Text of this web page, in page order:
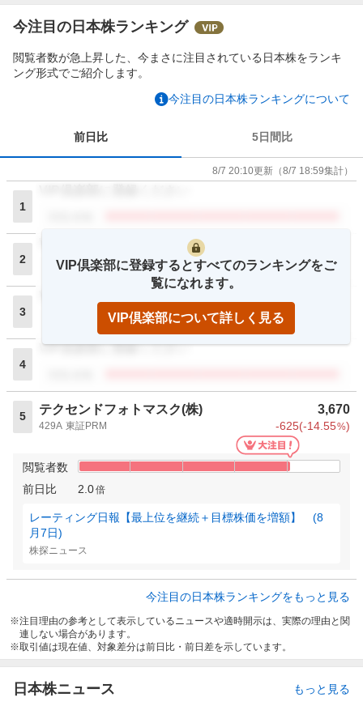
今注目の日本株ランキング
閲覧者数が急上昇した、今まさに注目されている日本株をランキ
ング形式でご紹介します。
今注目の日本株ランキングについて
前日比 5日間比
8/7 20:10更新 （8/7 18:59集計）
1
2
VIP倶楽部に登録ください
閲覧者数
3
4
VIP倶楽部に登録ください
5
テクセンドフォトマスク(株) 3,670
429A 東証PRM -625(-14.55%)
閲覧者数
前日比
2.0倍
レーティング日報【最上位を継続＋目標株価を増額】 (8
月7日)
株探ニュース
VIP倶楽部に登録するとすべてのランキングをご
覧になれます。
VIP倶楽部について詳しく見る
今注目の日本株ランキングをもっと見る
注目理由の参考として表示しているニュースや適時開示は、実際の理由と関
連しない場合があります。
取引値は現在値、対象差分は前日比・前日差を示しています。
日本株ニュース もっと見る